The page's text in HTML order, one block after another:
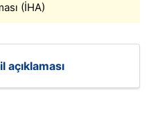
(İHA)
açıklaması